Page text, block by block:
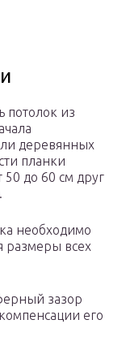
потолок из
деревянных
планки
50 до 60 см друг
необходимо
размеры всех
зазор
его